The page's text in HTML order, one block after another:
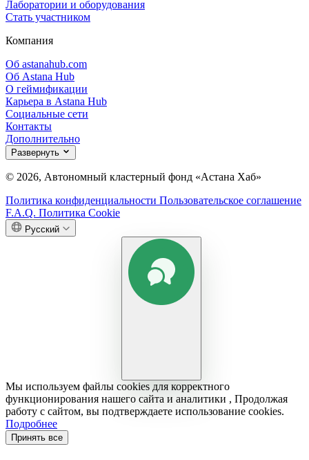
Лаборатории и оборудования
Стать участником
Компания
Об astanahub.com
Об Astana Hub
О геймификации
Карьера в Astana Hub
Социальные сети
Контакты
Дополнительно
Развернуть
© 2026, Автономный кластерный фонд «Астана Хаб»
Политика конфиденциальности Пользовательское соглашение
F.A.Q. Политика Cookie
Русский
Мы используем файлы cookies для корректного
функционирования нашего сайта и аналитики , Продолжая
работу с сайтом, вы подтверждаете использование cookies.
Подробнее
Принять все